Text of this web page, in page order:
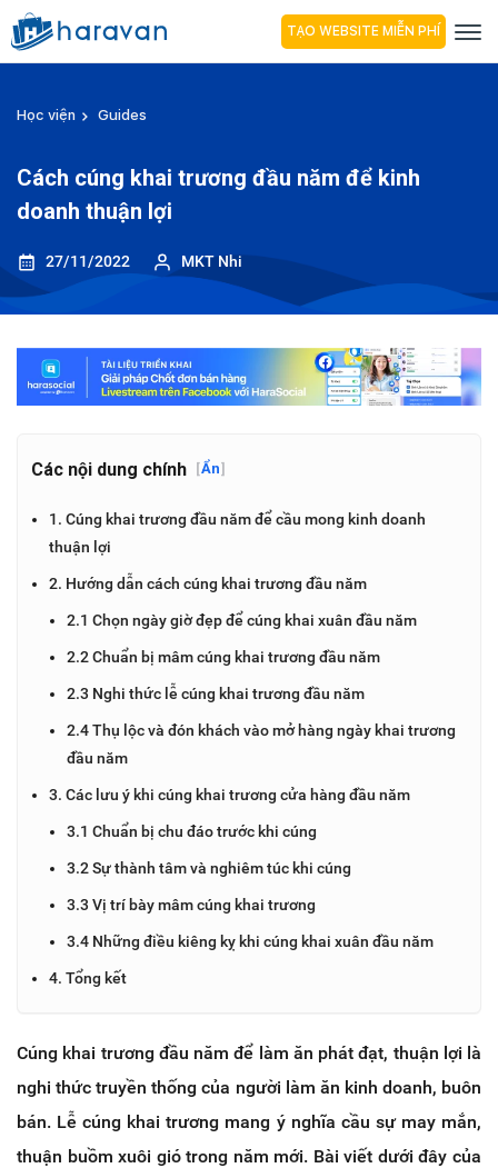
TẠO WEBSITE MIỄN PHÍ
Học viện Guides
Cách cúng khai trương đầu năm để kinh
doanh thuận lợi
27/11/2022 MKT Nhi
Các nội dung chính [Ẩn]
1. Cúng khai trương đầu năm để cầu mong kinh doanh
thuận lợi
2. Hướng dẫn cách cúng khai trương đầu năm
2.1 Chọn ngày giờ đẹp để cúng khai xuân đầu năm
2.2 Chuẩn bị mâm cúng khai trương đầu năm
2.3 Nghi thức lễ cúng khai trương đầu năm
2.4 Thụ lộc và đón khách vào mở hàng ngày khai trương
đầu năm
3. Các lưu ý khi cúng khai trương cửa hàng đầu năm
3.1 Chuẩn bị chu đáo trước khi cúng
3.2 Sự thành tâm và nghiêm túc khi cúng
3.3 Vị trí bày mâm cúng khai trương
3.4 Những điều kiêng kỵ khi cúng khai xuân đầu năm
4. Tổng kết
Cúng khai trương đầu năm để làm ăn phát đạt, thuận lợi là
nghi thức truyền thống của người làm ăn kinh doanh, buôn
bán. Lễ cúng khai trương mang ý nghĩa cầu sự may mắn,
thuận buồm xuôi gió trong năm mới. Bài viết dưới đây của